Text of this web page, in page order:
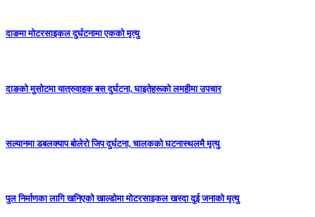
दाङमा मोटरसाइकल दुर्घटनामा एकको मृत्यु
दाङकाे मुसोटमा यात्रुवाहक बस दुर्घटना, घाइतेहरूको लमहीमा उपचार
सल्यानमा डबलक्याप बोलेरो जिप दुर्घटना, चालकको घटनास्थलमै मृत्यु
पुल निर्माणका लागि खनिएको खाल्डोमा मोटरसाइकल खस्दा दुई जनाको मृत्यु